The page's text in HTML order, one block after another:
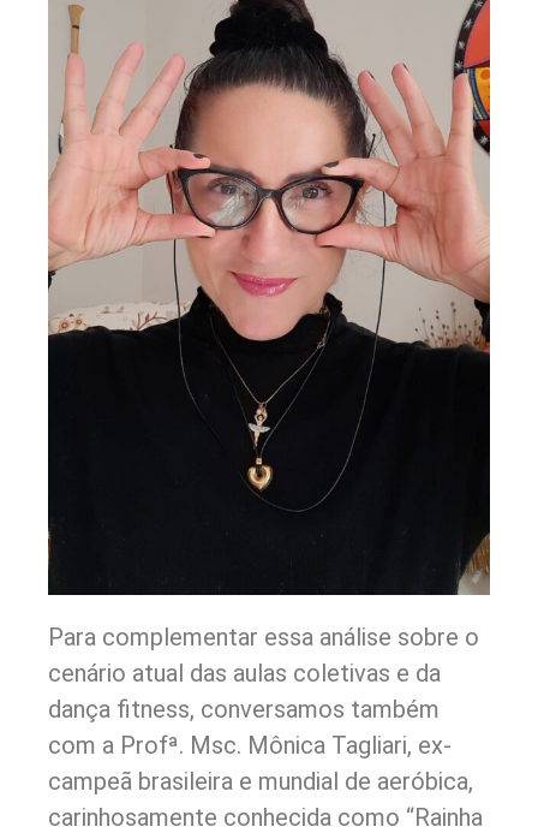
Para complementar essa análise sobre o
cenário atual das aulas coletivas e da
dança fitness, conversamos também
com a Profª. Msc. Mônica Tagliari, ex-
campeã brasileira e mundial de aeróbica,
carinhosamente conhecida como “Rainha